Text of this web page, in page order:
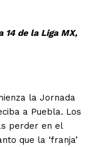
de la Liga MX,
la Jornada
a Puebla. Los
perder en el
que la ‘franja’